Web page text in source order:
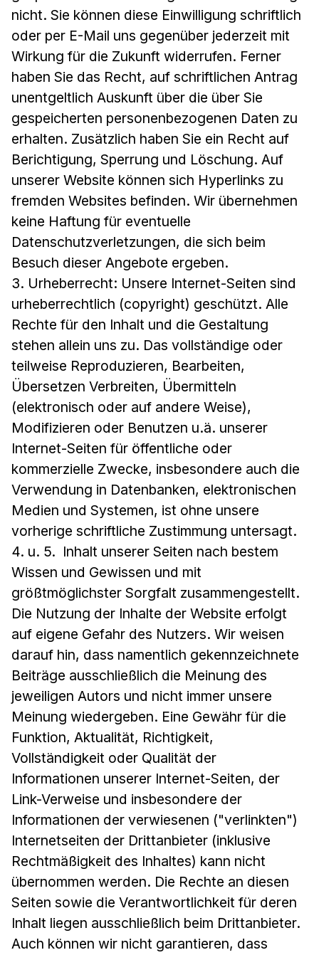
nicht. Sie können diese Einwilligung schriftlich
oder per E-Mail uns gegenüber jederzeit mit
Wirkung für die Zukunft widerrufen. Ferner
haben Sie das Recht, auf schriftlichen Antrag
unentgeltlich Auskunft über die über Sie
gespeicherten personenbezogenen Daten zu
erhalten. Zusätzlich haben Sie ein Recht auf
Berichtigung, Sperrung und Löschung. Auf
unserer Website können sich Hyperlinks zu
fremden Websites befinden. Wir übernehmen
keine Haftung für eventuelle
Datenschutzverletzungen, die sich beim
Besuch dieser Angebote ergeben.
3. Urheberrecht: Unsere Internet-Seiten sind
urheberrechtlich (copyright) geschützt. Alle
Rechte für den Inhalt und die Gestaltung
stehen allein uns zu. Das vollständige oder
teilweise Reproduzieren, Bearbeiten,
Übersetzen Verbreiten, Übermitteln
(elektronisch oder auf andere Weise),
Modifizieren oder Benutzen u.ä. unserer
Internet-Seiten für öffentliche oder
kommerzielle Zwecke, insbesondere auch die
Verwendung in Datenbanken, elektronischen
Medien und Systemen, ist ohne unsere
vorherige schriftliche Zustimmung untersagt.
4. u. 5. Inhalt unserer Seiten nach bestem
Wissen und Gewissen und mit
größtmöglichster Sorgfalt zusammengestellt.
Die Nutzung der Inhalte der Website erfolgt
auf eigene Gefahr des Nutzers. Wir weisen
darauf hin, dass namentlich gekennzeichnete
Beiträge ausschließlich die Meinung des
jeweiligen Autors und nicht immer unsere
Meinung wiedergeben. Eine Gewähr für die
Funktion, Aktualität, Richtigkeit,
Vollständigkeit oder Qualität der
Informationen unserer Internet-Seiten, der
Link-Verweise und insbesondere der
Informationen der verwiesenen ("verlinkten")
Internetseiten der Drittanbieter (inklusive
Rechtmäßigkeit des Inhaltes) kann nicht
übernommen werden. Die Rechte an diesen
Seiten sowie die Verantwortlichkeit für deren
Inhalt liegen ausschließlich beim Drittanbieter.
Auch können wir nicht garantieren, dass